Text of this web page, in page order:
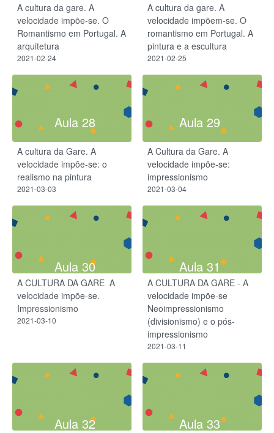
A cultura da gare. A
velocidade impõe-se. O
Romantismo em Portugal. A
arquitetura
2021-02-24
A cultura da gare. A
velocidade impõem-se. O
romantismo em Portugal. A
pintura e a escultura
2021-02-25
Aula 28
A cultura da Gare. A
velocidade impõe-se: o
realismo na pintura
2021-03-03
Aula 29
A Cultura da Gare. A
velocidade impõe-se:
impressionismo
2021-03-04
Aula 30
A CULTURA DA GARE ​ A
velocidade impõe-se​.
Impressionismo​
2021-03-10
Aula 31
A CULTURA DA GARE - A
velocidade impõe-se​​
Neoimpressionismo
(divisionismo) e o pós-
impressionismo
2021-03-11
Aula 32 Aula 33